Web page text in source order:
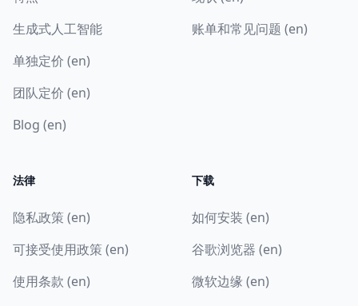
生成式人工智能
单独定价 (en)
团队定价 (en)
Blog (en)
账单和常见问题 (en)
法律
隐私政策 (en)
可接受使用政策 (en)
使用条款 (en)
下载
如何安装 (en)
谷歌浏览器 (en)
微软边缘 (en)